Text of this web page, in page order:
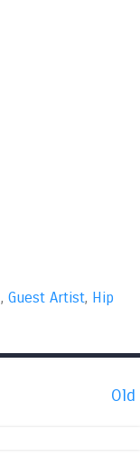
, Guest Artist, Hip
Old